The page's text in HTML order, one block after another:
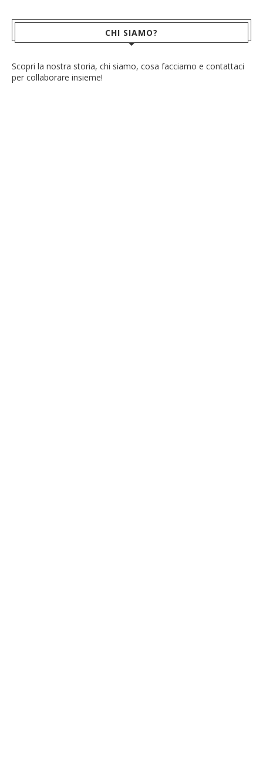
CHI SIAMO?
Scopri la nostra storia, chi siamo, cosa facciamo e contattaci
per collaborare insieme!